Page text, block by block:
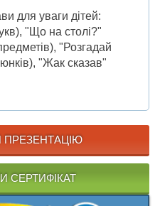
для уваги дітей:
"Що на столі?"
"Розгадай
"Жак сказав"
СЕРТИФІКАТ